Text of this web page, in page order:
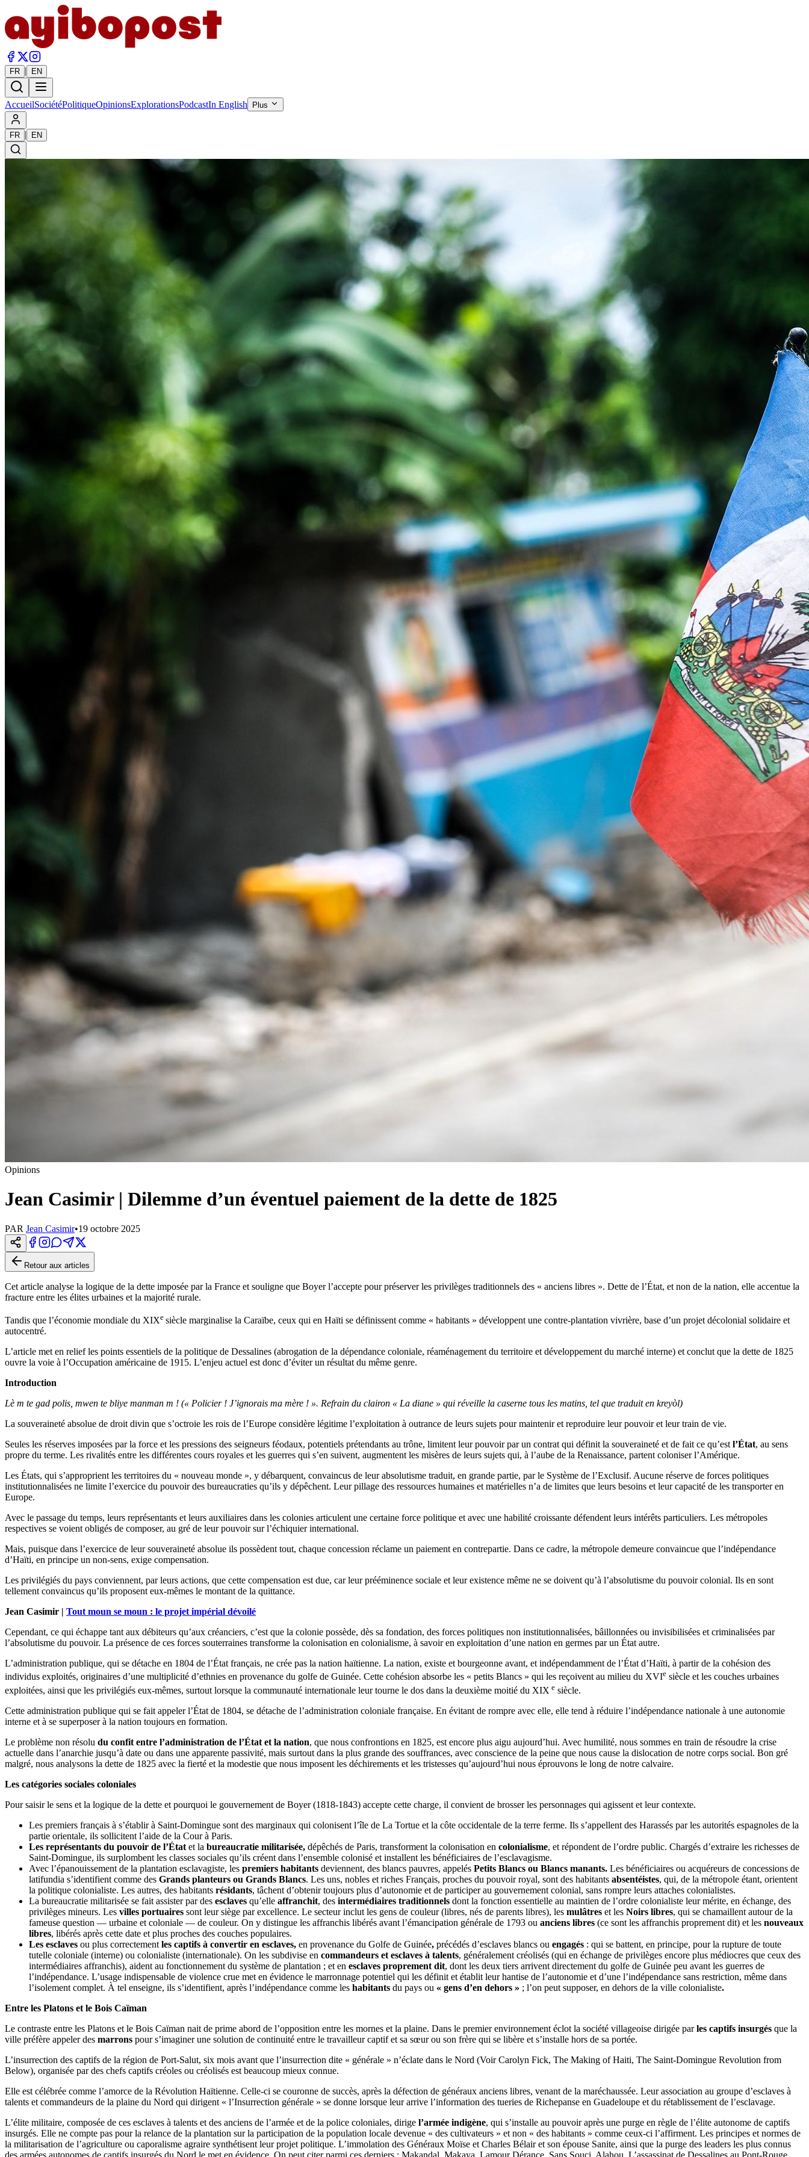
FR | EN
AccueilSociétéPolitiqueOpinionsExplorationsPodcastIn English Plus
FR | EN
Opinions
Jean Casimir | Dilemme d’un éventuel paiement de la dette de 1825
PAR Jean Casimir•19 octobre 2025
Retour aux articles
Cet article analyse la logique de la dette imposée par la France et souligne que Boyer l’accepte pour préserver les privilèges traditionnels des « anciens libres ». Dette de l’État, et non de la nation, elle accentue la
fracture entre les élites urbaines et la majorité rurale.
Tandis que l’économie mondiale du XIXe siècle marginalise la Caraïbe, ceux qui en Haïti se définissent comme « habitants » développent une contre-plantation vivrière, base d’un projet décolonial solidaire et
autocentré.
L’article met en relief les points essentiels de la politique de Dessalines (abrogation de la dépendance coloniale, réaménagement du territoire et développement du marché interne) et conclut que la dette de 1825
ouvre la voie à l’Occupation américaine de 1915. L’enjeu actuel est donc d’éviter un résultat du même genre.
Introduction
Lè m te gad polis, mwen te bliye manman m ! (« Policier ! J’ignorais ma mère ! ». Refrain du clairon « La diane » qui réveille la caserne tous les matins, tel que traduit en kreyòl)
La souveraineté absolue de droit divin que s’octroie les rois de l’Europe considère légitime l’exploitation à outrance de leurs sujets pour maintenir et reproduire leur pouvoir et leur train de vie.
Seules les réserves imposées par la force et les pressions des seigneurs féodaux, potentiels prétendants au trône, limitent leur pouvoir par un contrat qui définit la souveraineté et de fait ce qu’est l’État, au sens
propre du terme. Les rivalités entre les différentes cours royales et les guerres qui s’en suivent, augmentent les misères de leurs sujets qui, à l’aube de la Renaissance, partent coloniser l’Amérique.
Les États, qui s’approprient les territoires du « nouveau monde », y débarquent, convaincus de leur absolutisme traduit, en grande partie, par le Système de l’Exclusif. Aucune réserve de forces politiques
institutionnalisées ne limite l’exercice du pouvoir des bureaucraties qu’ils y dépêchent. Leur pillage des ressources humaines et matérielles n’a de limites que leurs besoins et leur capacité de les transporter en
Europe.
Avec le passage du temps, leurs représentants et leurs auxiliaires dans les colonies articulent une certaine force politique et avec une habilité croissante défendent leurs intérêts particuliers. Les métropoles
respectives se voient obligés de composer, au gré de leur pouvoir sur l’échiquier international.
Mais, puisque dans l’exercice de leur souveraineté absolue ils possèdent tout, chaque concession réclame un paiement en contrepartie. Dans ce cadre, la métropole demeure convaincue que l’indépendance
d’Haïti, en principe un non-sens, exige compensation.
Les privilégiés du pays conviennent, par leurs actions, que cette compensation est due, car leur prééminence sociale et leur existence même ne se doivent qu’à l’absolutisme du pouvoir colonial. Ils en sont
tellement convaincus qu’ils proposent eux-mêmes le montant de la quittance.
Jean Casimir | Tout moun se moun : le projet impérial dévoilé
Cependant, ce qui échappe tant aux débiteurs qu’aux créanciers, c’est que la colonie possède, dès sa fondation, des forces politiques non institutionnalisées, bâillonnées ou invisibilisées et criminalisées par
l’absolutisme du pouvoir. La présence de ces forces souterraines transforme la colonisation en colonialisme, à savoir en exploitation d’une nation en germes par un État autre.
L’administration publique, qui se détache en 1804 de l’État français, ne crée pas la nation haïtienne. La nation, existe et bourgeonne avant, et indépendamment de l’État d’Haïti, à partir de la cohésion des
individus exploités, originaires d’une multiplicité d’ethnies en provenance du golfe de Guinée. Cette cohésion absorbe les « petits Blancs » qui les reçoivent au milieu du XVIe siècle et les couches urbaines
exploitées, ainsi que les privilégiés eux-mêmes, surtout lorsque la communauté internationale leur tourne le dos dans la deuxième moitié du XIX e siècle.
Cette administration publique qui se fait appeler l’État de 1804, se détache de l’administration coloniale française. En évitant de rompre avec elle, elle tend à réduire l’indépendance nationale à une autonomie
interne et à se superposer à la nation toujours en formation.
Le problème non résolu du confit entre l’administration de l’État et la nation, que nous confrontions en 1825, est encore plus aigu aujourd’hui. Avec humilité, nous sommes en train de résoudre la crise
actuelle dans l’anarchie jusqu’à date ou dans une apparente passivité, mais surtout dans la plus grande des souffrances, avec conscience de la peine que nous cause la dislocation de notre corps social. Bon gré
malgré, nous analysons la dette de 1825 avec la fierté et la modestie que nous imposent les déchirements et les tristesses qu’aujourd’hui nous éprouvons le long de notre calvaire.
Les catégories sociales coloniales
Pour saisir le sens et la logique de la dette et pourquoi le gouvernement de Boyer (1818-1843) accepte cette charge, il convient de brosser les personnages qui agissent et leur contexte.
Les premiers français à s’établir à Saint-Domingue sont des marginaux qui colonisent l’île de La Tortue et la côte occidentale de la terre ferme. Ils s’appellent des Harassés par les autorités espagnoles de la
partie orientale, ils sollicitent l’aide de la Cour à Paris.
Les représentants du pouvoir de l’État et la bureaucratie militarisée, dépêchés de Paris, transforment la colonisation en colonialisme, et répondent de l’ordre public. Chargés d’extraire les richesses de
Saint-Domingue, ils surplombent les classes sociales qu’ils créent dans l’ensemble colonisé et installent les bénéficiaires de l’esclavagisme.
Avec l’épanouissement de la plantation esclavagiste, les premiers habitants deviennent, des blancs pauvres, appelés Petits Blancs ou Blancs manants. Les bénéficiaires ou acquéreurs de concessions de
latifundia s’identifient comme des Grands planteurs ou Grands Blancs. Les uns, nobles et riches Français, proches du pouvoir royal, sont des habitants absentéistes, qui, de la métropole étant, orientent
la politique colonialiste. Les autres, des habitants résidants, tâchent d’obtenir toujours plus d’autonomie et de participer au gouvernement colonial, sans rompre leurs attaches colonialistes.
La bureaucratie militarisée se fait assister par des esclaves qu’elle affranchit, des intermédiaires traditionnels dont la fonction essentielle au maintien de l’ordre colonialiste leur mérite, en échange, des
privilèges mineurs. Les villes portuaires sont leur siège par excellence. Le secteur inclut les gens de couleur (libres, nés de parents libres), les mulâtres et les Noirs libres, qui se chamaillent autour de la
fameuse question — urbaine et coloniale — de couleur. On y distingue les affranchis libérés avant l’émancipation générale de 1793 ou anciens libres (ce sont les affranchis proprement dit) et les nouveaux
libres, libérés après cette date et plus proches des couches populaires.
Les esclaves ou plus correctement les captifs à convertir en esclaves, en provenance du Golfe de Guinée, précédés d’esclaves blancs ou engagés : qui se battent, en principe, pour la rupture de toute
tutelle coloniale (interne) ou colonialiste (internationale). On les subdivise en commandeurs et esclaves à talents, généralement créolisés (qui en échange de privilèges encore plus médiocres que ceux des
intermédiaires affranchis), aident au fonctionnement du système de plantation ; et en esclaves proprement dit, dont les deux tiers arrivent directement du golfe de Guinée peu avant les guerres de
l’indépendance. L’usage indispensable de violence crue met en évidence le marronnage potentiel qui les définit et établit leur hantise de l’autonomie et d’une l’indépendance sans restriction, même dans
l’isolement complet. À tel enseigne, ils s’identifient, après l’indépendance comme les habitants du pays ou « gens d’en dehors » ; l’on peut supposer, en dehors de la ville colonialiste.
Entre les Platons et le Bois Caïman
Le contraste entre les Platons et le Bois Caïman nait de prime abord de l’opposition entre les mornes et la plaine. Dans le premier environnement éclot la société villageoise dirigée parles captifs insurgés que la
ville préfère appeler des marrons pour s’imaginer une solution de continuité entre le travailleur captif et sa sœur ou son frère qui se libère et s’installe hors de sa portée.
L’insurrection des captifs de la région de Port-Salut, six mois avant que l’insurrection dite « générale » n’éclate dans le Nord (Voir Carolyn Fick, The Making of Haiti, The Saint-Domingue Revolution from
Below), organisée par des chefs captifs créoles ou créolisés est beaucoup mieux connue.
Elle est célébrée comme l’amorce de la Révolution Haïtienne. Celle-ci se couronne de succès, après la défection de généraux anciens libres, venant de la maréchaussée. Leur association au groupe d’esclaves à
talents et commandeurs de la plaine du Nord qui dirigent « l’Insurrection générale » se donne lorsque leur arrive l’information des tueries de Richepanse en Guadeloupe et du rétablissement de l’esclavage.
L’élite militaire, composée de ces esclaves à talents et des anciens de l’armée et de la police coloniales, dirige l’armée indigène, qui s’installe au pouvoir après une purge en règle de l’élite autonome de captifs
insurgés. Elle ne compte pas pour la relance de la plantation sur la participation de la population locale devenue « des cultivateurs » et non « des habitants » comme ceux-ci l’affirment. Les principes et normes de
la militarisation de l’agriculture ou caporalisme agraire synthétisent leur projet politique. L’immolation des Généraux Moïse et Charles Bélair et son épouse Sanite, ainsi que la purge des leaders les plus connus
des armées autonomes de captifs insurgés du Nord le met en évidence. On peut citer parmi ces derniers : Makandal, Makaya, Lamour Dérance, Sans Souci, Alahou. L’assassinat de Dessalines au Pont-Rouge,